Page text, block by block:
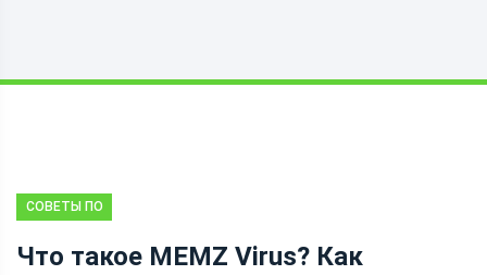
СОВЕТЫ ПО
КОПИРОВАНИЮ
Что такое MEMZ Virus? Как